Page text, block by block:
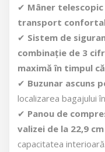
✔ Mâner
transport
✔ Sistem de
combinație de 3
maximă în timpul
✔ Buzunar ascuns
localizarea bagajului
✔ Panou de
valizei de la 22,9
capacitatea interioară.